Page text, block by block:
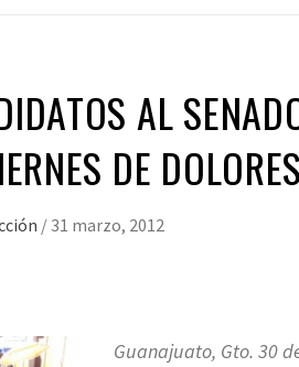
AL
DE DOLORES
/ 31 marzo, 2012
Guanajuato, Gto. 30